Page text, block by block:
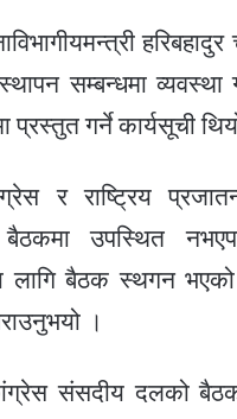
सम्बन्धमा
प्रस्तुत गर्ने कार्यसूची
र राष्ट्रिय
उपस्थित
लागि बैठक स्थगन
।
संसदीय दलको